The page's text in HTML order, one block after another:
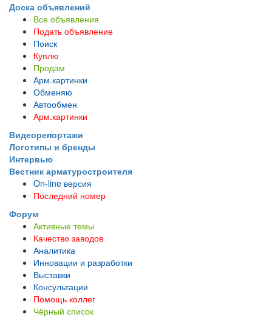
Доска объявлений
Все объявления
Подать объявление
Поиск
Куплю
Продам
Арм.картинки
Обменяю
Автообмен
Арм.картинки
Видеорепортажи
Логотипы и бренды
Интервью
Вестник арматуростроителя
On-line версия
Последний номер
Форум
Активные темы
Качество заводов
Аналитика
Инновации и разработки
Выставки
Консультации
Помощь коллег
Чёрный список